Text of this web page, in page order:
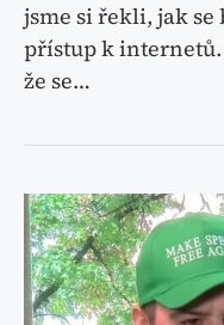
jsme si řekli, jak
přístup k internetů.
že se…